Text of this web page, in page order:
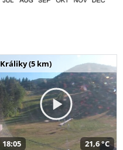
Králiky (5 km)
18:05 21,6 °C